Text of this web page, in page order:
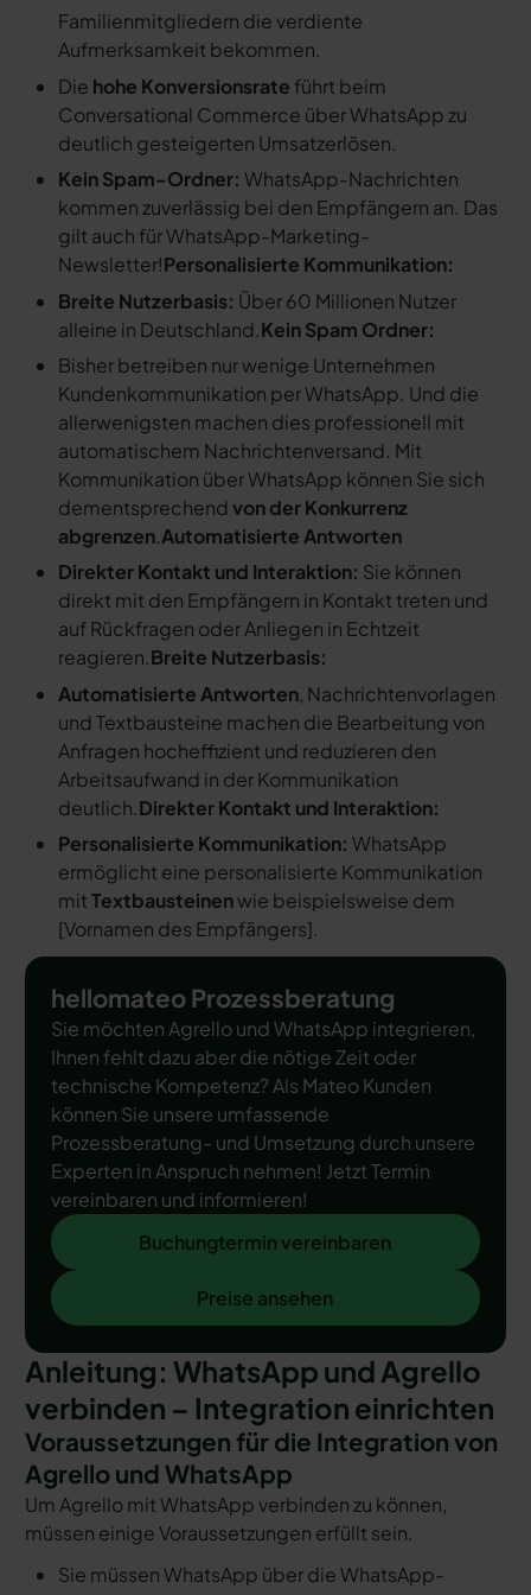
Familienmitgliedern die verdiente
Aufmerksamkeit bekommen.
Die hohe Konversionsrate führt beim
Conversational Commerce über WhatsApp zu
deutlich gesteigerten Umsatzerlösen.
Kein Spam-Ordner: WhatsApp-Nachrichten
kommen zuverlässig bei den Empfängern an. Das
gilt auch für WhatsApp-Marketing-
Newsletter!Personalisierte Kommunikation:
Breite Nutzerbasis: Über 60 Millionen Nutzer
alleine in Deutschland.Kein Spam Ordner:
Bisher betreiben nur wenige Unternehmen
Kundenkommunikation per WhatsApp. Und die
allerwenigsten machen dies professionell mit
automatischem Nachrichtenversand. Mit
Kommunikation über WhatsApp können Sie sich
dementsprechendvon der Konkurrenz
abgrenzen.Automatisierte Antworten
Direkter Kontakt und Interaktion: Sie können
direkt mit den Empfängern in Kontakt treten und
auf Rückfragen oder Anliegen in Echtzeit
reagieren.Breite Nutzerbasis:
Automatisierte Antworten, Nachrichtenvorlagen
und Textbausteine machen die Bearbeitung von
Anfragen hocheffizient und reduzieren den
Arbeitsaufwand in der Kommunikation
deutlich.Direkter Kontakt und Interaktion:
Personalisierte Kommunikation: WhatsApp
ermöglicht eine personalisierte Kommunikation
mitTextbausteinenwie beispielsweise dem
[Vornamen des Empfängers].
hellomateo Prozessberatung
Sie möchten Agrello und WhatsApp integrieren,
Ihnen fehlt dazu aber die nötige Zeit oder
technische Kompetenz? Als Mateo Kunden
können Sie unsere umfassende
Prozessberatung- und Umsetzung durch unsere
Experten in Anspruch nehmen! Jetzt Termin
vereinbaren und informieren!
Buchungtermin vereinbaren
Buchungtermin vereinbaren
Preise ansehen
Preise ansehen
Anleitung: WhatsApp und Agrello
verbinden – Integration einrichten
Voraussetzungen für die Integration von
Agrello und WhatsApp
Um Agrello mit WhatsApp verbinden zu können,
müssen einige Voraussetzungen erfüllt sein.
Sie müssen WhatsApp über die WhatsApp-